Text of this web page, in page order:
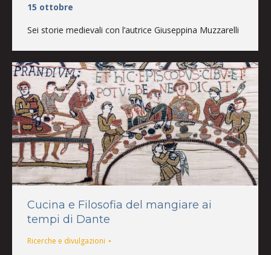
15 ottobre
Sei storie medievali con l’autrice Giuseppina Muzzarelli
Cucina e Filosofia del mangiare ai
tempi di Dante
Ricerche e divulgazioni